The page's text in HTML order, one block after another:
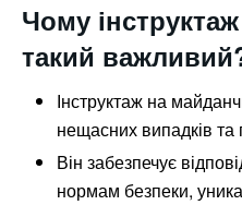
Чому
такий
Інструктаж на
нещасних випадків та
Він забезпечує
нормам безпеки,